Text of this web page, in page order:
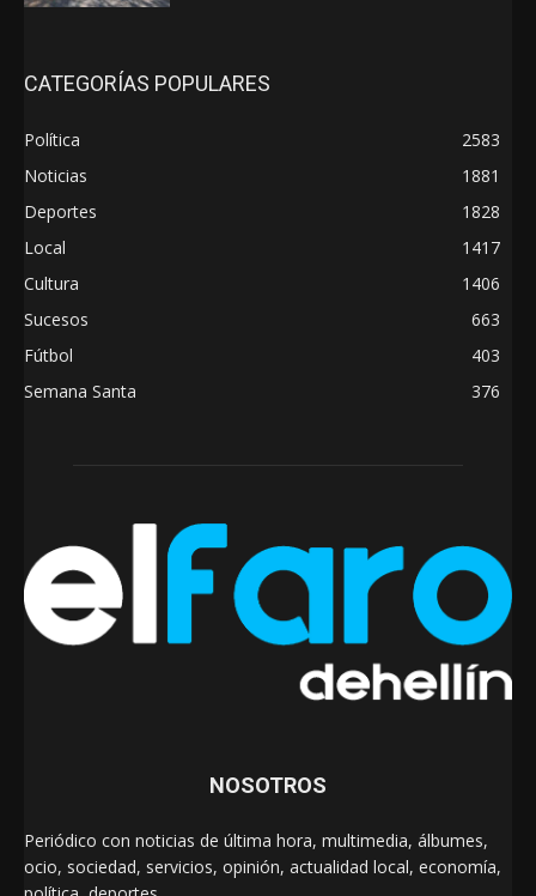
CATEGORÍAS POPULARES
Política
2583
Noticias
1881
Deportes
1828
Local
1417
Cultura
1406
Sucesos
663
Fútbol
403
Semana Santa
376
NOSOTROS
Periódico con noticias de última hora, multimedia, álbumes,
ocio, sociedad, servicios, opinión, actualidad local, economía,